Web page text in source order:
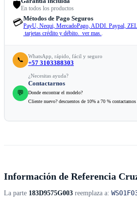
🛡️En todos los productos
💳Métodos de Pago Seguros
PayU, Nequi, MercadoPago, ADDI. Paypal,
tarjetas crédito y débito. ver mas..
📞 WhatsApp, rápido, fácil y seguro
+57 3103388303
💬
¿Necesitas ayuda?
Contactarnos
Donde encontrar el modelo?
Cliente nuevo? descuentos de 10% a 70 % contactamos
Información de Referencia
La parte 183D9575G003 reemplaza a: